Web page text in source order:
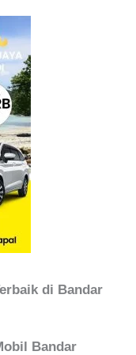
di Bandar
Bandar